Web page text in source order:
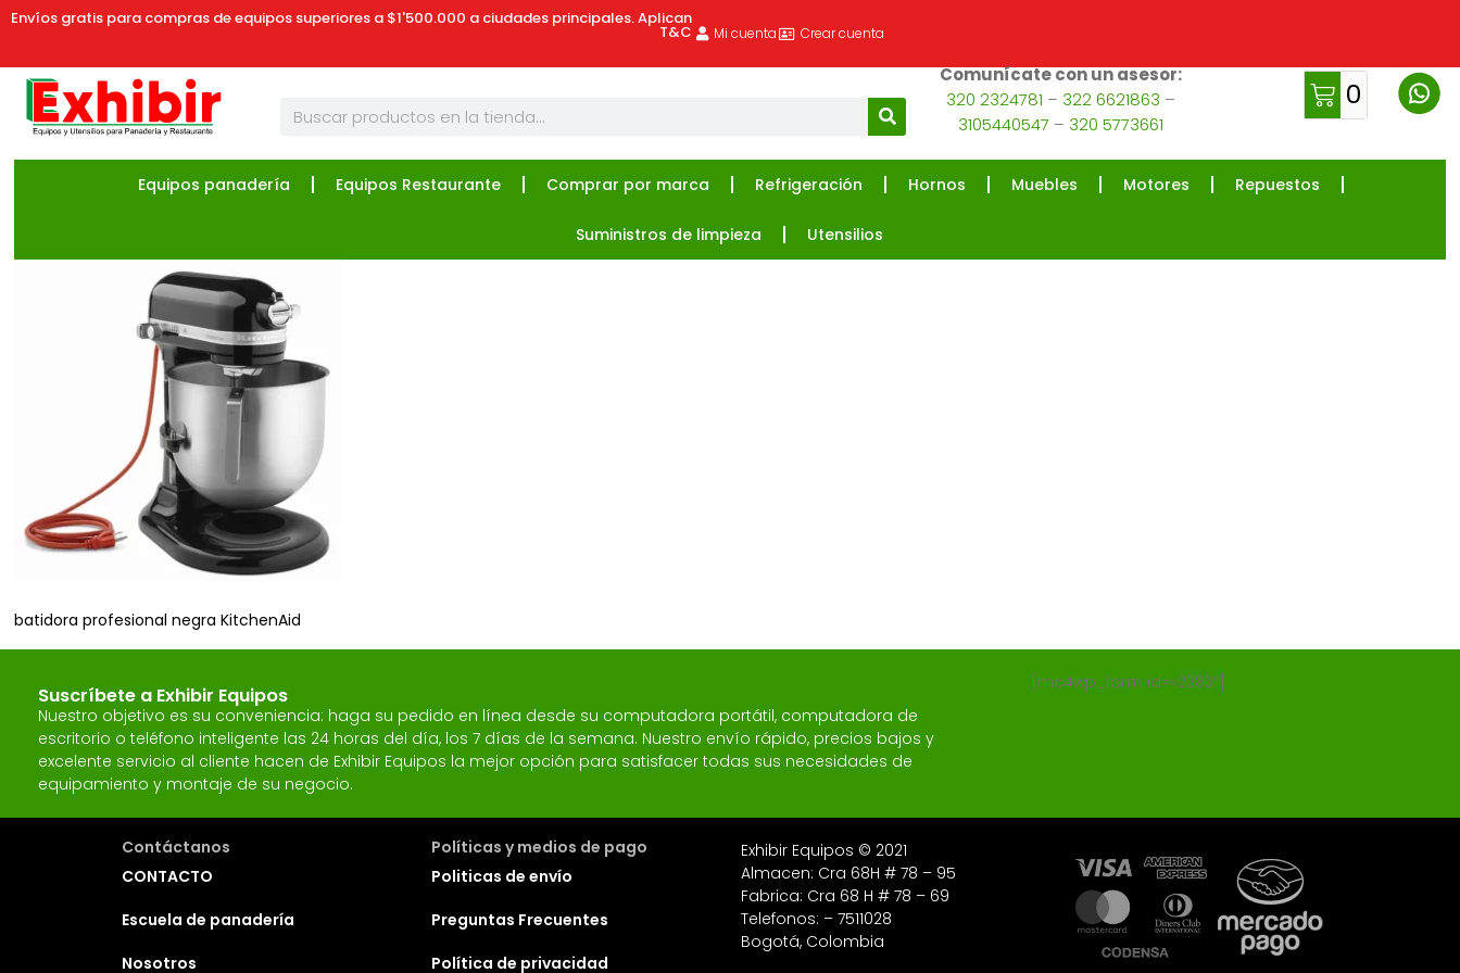
Envíos gratis para compras de equipos superiores a $1'500.000 a ciudades principales. Aplican
T&C Mi cuenta Crear cuenta
Comunícate con un asesor:
320 2324781 – 322 6621863 –
3105440547 – 320 5773661
0
Equipos panadería Equipos Restaurante Comprar por marca Refrigeración Hornos Muebles Motores Repuestos
Suministros de limpieza Utensilios
batidora profesional negra KitchenAid
Suscríbete a Exhibir Equipos
Nuestro objetivo es su conveniencia: haga su pedido en línea desde su computadora portátil, computadora de
escritorio o teléfono inteligente las 24 horas del día, los 7 días de la semana. Nuestro envío rápido, precios bajos y
excelente servicio al cliente hacen de Exhibir Equipos la mejor opción para satisfacer todas sus necesidades de
equipamiento y montaje de su negocio.
[mc4wp_form id=»2383″]
Contáctanos
CONTACTO
Escuela de panadería
Nosotros
Políticas y medios de pago
Politicas de envío
Preguntas Frecuentes
Política de privacidad
Exhibir Equipos © 2021
Almacen: Cra 68H # 78 – 95
Fabrica: Cra 68 H # 78 – 69
Telefonos: – 7511028
Bogotá, Colombia